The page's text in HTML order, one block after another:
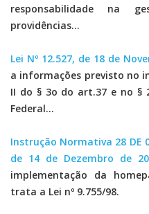
responsabilidade na
providências...
Lei Nº 12.527, de 18 de
a informações previsto no
II do § 3o do art.37 e no §
Federal...
Instrução Normativa 28 DE
de 14 de Dezembro de
implementação da
trata a Lei nº 9.755/98.